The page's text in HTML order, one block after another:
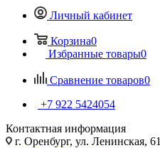
Личный кабинет
Корзина0
Избранные товары0
Сравнение товаров0
+7 922 5424054
Контактная информация
г. Оренбург, ул. Ленинская, 61